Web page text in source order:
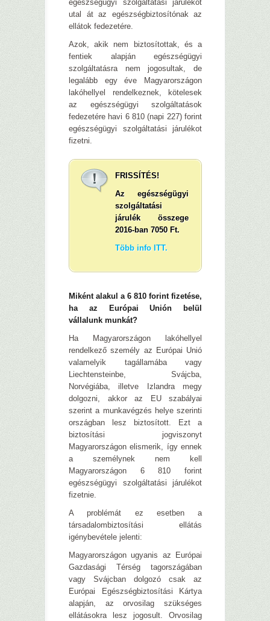
egészségügyi szolgáltatási járulékot
utal át az egészségbiztosítónak az
ellátok fedezetére.
Azok, akik nem biztosítottak, és a
fentiek alapján egészségügyi
szolgáltatásra nem jogosultak, de
legalább egy éve Magyarországon
lakóhellyel rendelkeznek, kötelesek
az egészségügyi szolgáltatások
fedezetére havi 6 810 (napi 227) forint
egészségügyi szolgáltatási járulékot
fizetni.
FRISSÍTÉS!
Az egészségügyi
szolgáltatási
járulék összege
2016-ban 7050 Ft.
Több info ITT.
Miként alakul a 6 810 forint fizetése,
ha az Európai Unión belül
vállalunk munkát?
Ha Magyarországon lakóhellyel
rendelkező személy az Európai Unió
valamelyik tagállamába vagy
Liechtensteinbe, Svájcba,
Norvégiába, illetve Izlandra megy
dolgozni, akkor az EU szabályai
szerint a munkavégzés helye szerinti
országban lesz biztosított. Ezt a
biztosítási jogviszonyt
Magyarországon elismerik, így ennek
a személynek nem kell
Magyarországon 6 810 forint
egészségügyi szolgáltatási járulékot
fizetnie.
A problémát ez esetben a
társadalombiztosítási ellátás
igénybevétele jelenti:
Magyarországon ugyanis az Európai
Gazdasági Térség tagországában
vagy Svájcban dolgozó csak az
Európai Egészségbiztosítási Kártya
alapján, az orvosilag szükséges
ellátásokra lesz jogosult. Orvosilag